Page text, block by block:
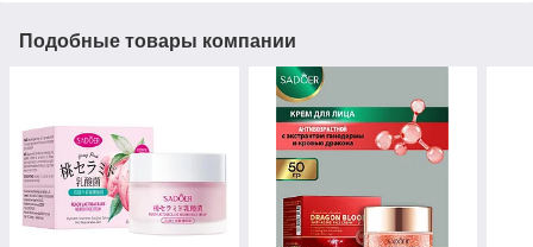
Подобные товары компании